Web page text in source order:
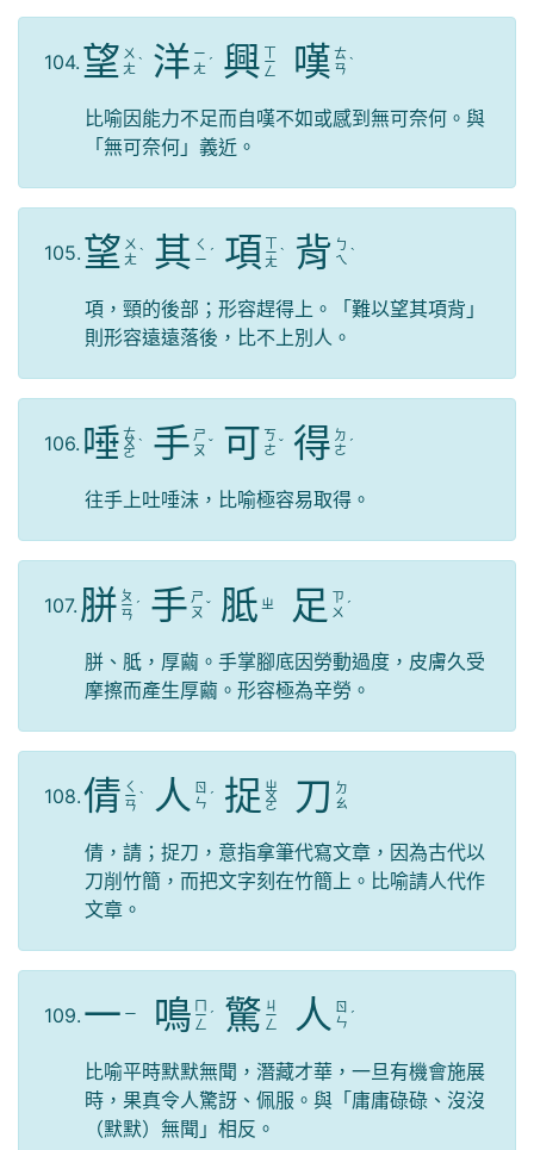
104. 望 ㄨ
ㄤ ˋ 洋 ㄧ
ㄤ ˊ 興 ㄒ
ㄧ
ㄥ 嘆 ㄊ
ㄢ ˋ
比喻因能力不足而自嘆不如或感到無可奈何。與
「無可奈何」義近。
105. 望 ㄨ
ㄤ ˋ 其 ㄑ
ㄧ ˊ 項 ㄒ
ㄧ
ㄤ
ˋ 背 ㄅ
ㄟ ˋ
項，頸的後部；形容趕得上。「難以望其項背」
則形容遠遠落後，比不上別人。
106. 唾 ㄊ
ㄨ
ㄛ
ˋ 手 ㄕ
ㄡ ˇ 可 ㄎ
ㄜ ˇ 得 ㄉ
ㄜ ˊ
往手上吐唾沫，比喻極容易取得。
107. 胼 ㄆ
ㄧ
ㄢ
ˊ 手 ㄕ
ㄡ ˇ 胝 ㄓ 足 ㄗ
ㄨ ˊ
胼、胝，厚繭。手掌腳底因勞動過度，皮膚久受
摩擦而產生厚繭。形容極為辛勞。
108.倩 ㄑ
ㄧ
ㄢ
ˋ 人 ㄖ
ㄣ ˊ 捉 ㄓ
ㄨ
ㄛ 刀 ㄉ
ㄠ
倩，請；捉刀，意指拿筆代寫文章，因為古代以
刀削竹簡，而把文字刻在竹簡上。比喻請人代作
文章。
109. 一 ㄧ 鳴 ㄇ
ㄧ
ㄥ
ˊ 驚 ㄐ
ㄧ
ㄥ 人 ㄖ
ㄣ ˊ
比喻平時默默無聞，潛藏才華，一旦有機會施展
時，果真令人驚訝、佩服。與「庸庸碌碌、沒沒
（默默）無聞」相反。